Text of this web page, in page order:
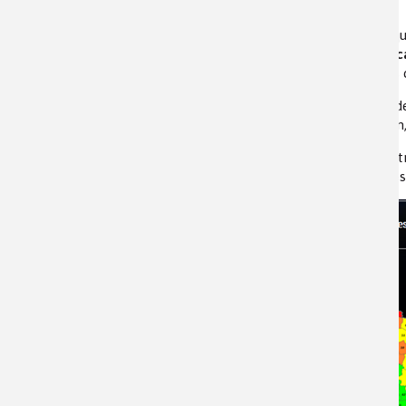
Tout d’abord
partir des ions
Le carbonate
Bassin
L’eau qui
sels minéraux avant d’atteindre les nappes